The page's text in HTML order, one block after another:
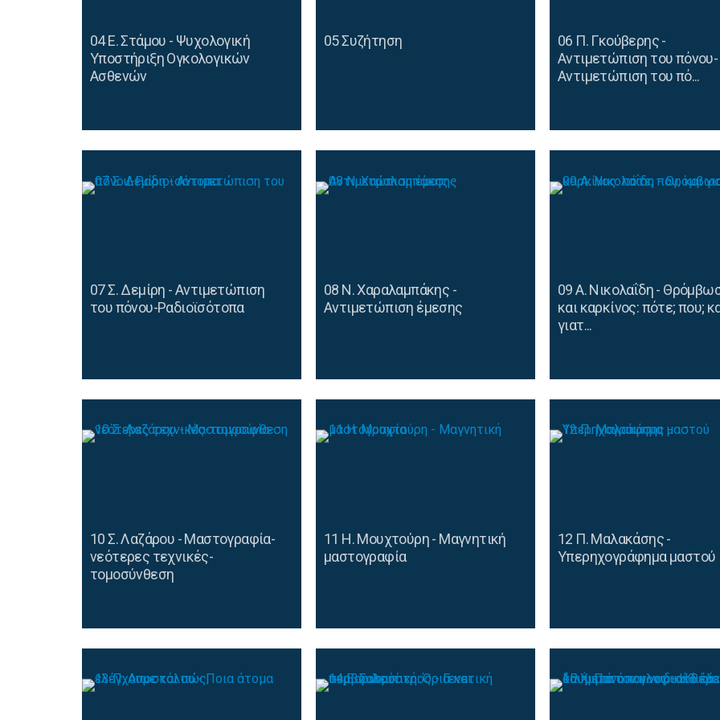
04 Ε. Στάμου - Ψυχολογική
Υποστήριξη Ογκολογικών
Ασθενών
05 Συζήτηση
06 Π. Γκούβερης -
Αντιμετώπιση του πόνου-
Αντιμετώπιση του πό...
07 Σ. Δεμίρη - Αντιμετώπιση
του πόνου-Ραδιοϊσότοπα
08 N. Χαραλαμπάκης -
Αντιμετώπιση έμεσης
09 Α. Νικολαΐδη -
και καρκίνος: πότε; που;
γιατ...
10 Σ. Λαζάρου - Μαστογραφία-
νεότερες τεχνικές-
τομοσύνθεση
11 Η. Μουχτούρη - Μαγνητική
μαστογραφία
12 Π. Μαλακάσης -
Υπερηχογράφημα μαστού